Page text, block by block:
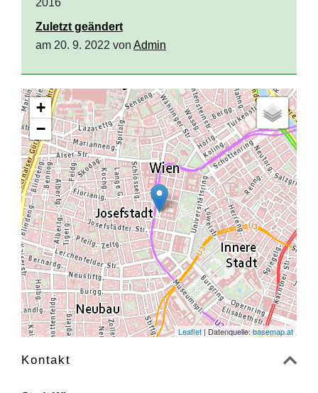
2016
Zuletzt geändert
am 20. 9. 2022 von Admin
+
−
Leaflet | Datenquelle:basemap.at
Kontakt